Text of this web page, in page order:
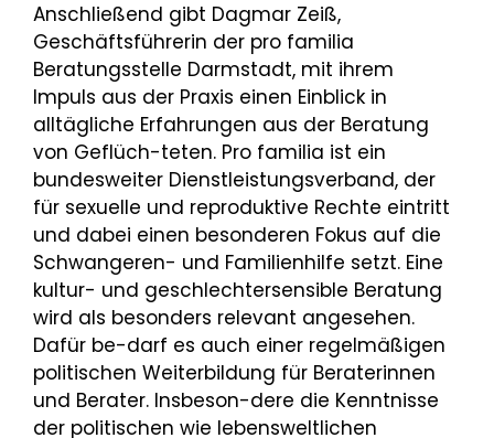
Anschließend gibt Dagmar Zeiß,
Geschäftsführerin der pro familia
Beratungsstelle Darmstadt, mit ihrem
Impuls aus der Praxis einen Einblick in
alltägliche Erfahrungen aus der Beratung
von Geflüch-teten. Pro familia ist ein
bundesweiter Dienstleistungsverband, der
für sexuelle und reproduktive Rechte eintritt
und dabei einen besonderen Fokus auf die
Schwangeren- und Familienhilfe setzt. Eine
kultur- und geschlechtersensible Beratung
wird als besonders relevant angesehen.
Dafür be-darf es auch einer regelmäßigen
politischen Weiterbildung für Beraterinnen
und Berater. Insbeson-dere die Kenntnisse
der politischen wie lebensweltlichen